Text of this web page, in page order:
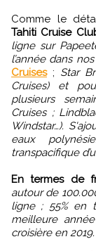
Comme le
Tahiti Cruise
ligne sur
l’année dans
Cruises; Star
Cruises) et
plusieurs
Cruises ;
Windstar…).
eaux
transpacifique
En termes de
autour de
ligne ; 55% en
meilleure
croisière en 2019.